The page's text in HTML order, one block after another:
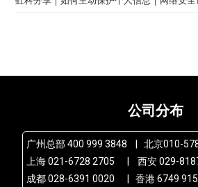
公司分布
广州总部 400 999 3848 | 北京010-
上海 021-6728 2705 | 西安 029-8187
成都 028-6391 0020 | 香港 6749